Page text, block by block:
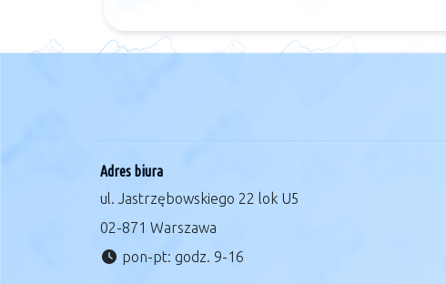
Adres biura
ul. Jastrzębowskiego 22 lok U5
02-871 Warszawa
pon-pt: godz. 9-16